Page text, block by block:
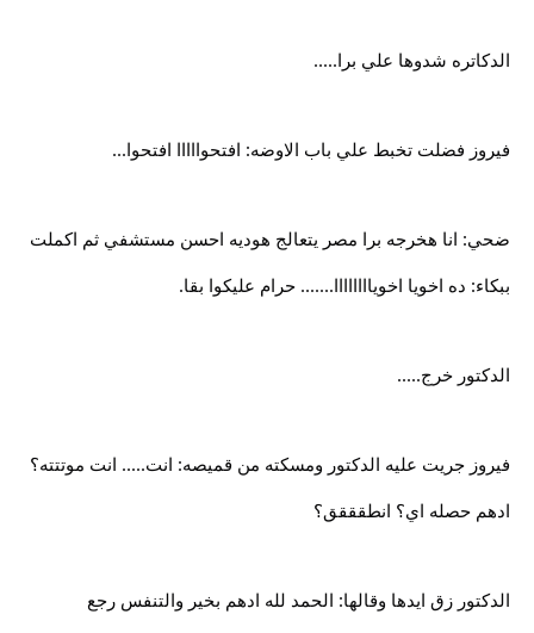
الدكاتره شدوها علي برا.....
فيروز فضلت تخبط علي باب الاوضه: افتحوااااا افتحوا...
ضحي: انا هخرجه برا مصر يتعالج هوديه احسن مستشفي ثم اكملت
ببكاء: ده اخويا اخوياااااااا....... حرام عليكوا بقا.
الدكتور خرج.....
فيروز جريت عليه الدكتور ومسكته من قميصه: انت..... انت موتتته؟
ادهم حصله اي؟ انطقققق؟
الدكتور زق ايدها وقالها: الحمد لله ادهم بخير والتنفس رجع